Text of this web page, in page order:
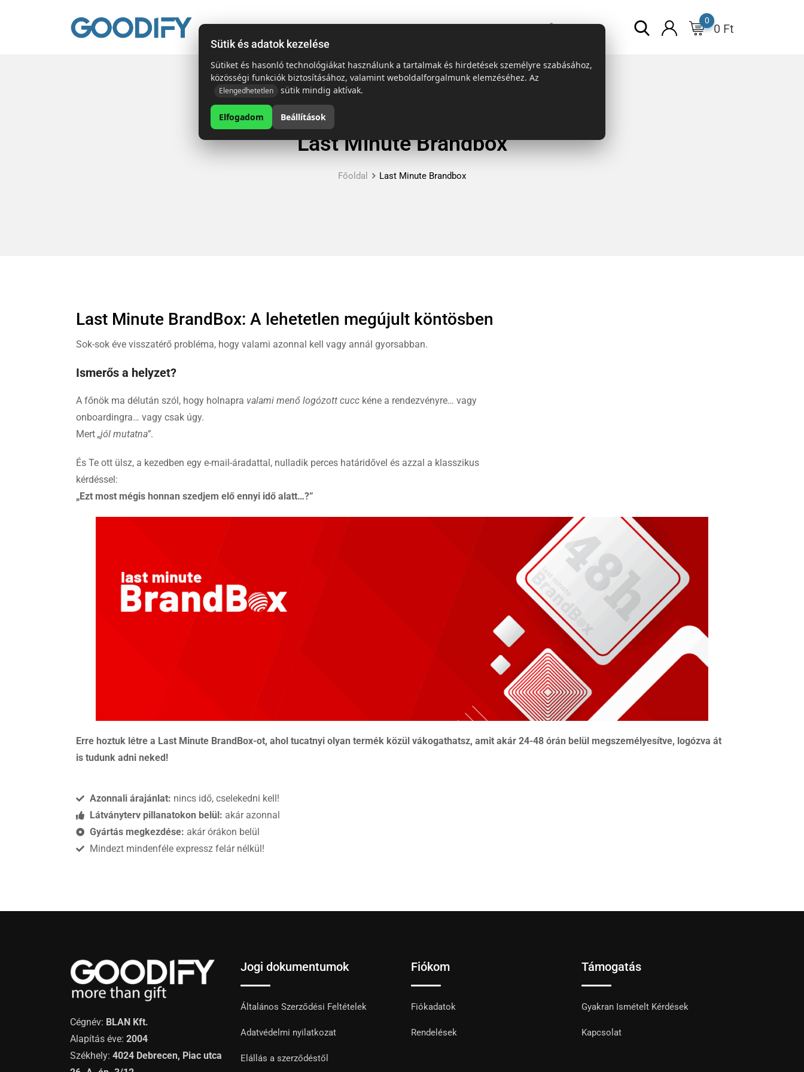
Kezdőlap Termékek Emblémázás és szállítás Tech = Kedvező ár ESG 0 Ft
0
Last Minute Brandbox
Főoldal Last Minute Brandbox
Last Minute BrandBox: A lehetetlen megújult köntösben
Sok-sok éve visszatérő probléma, hogy valami azonnal kell vagy annál gyorsabban.
Ismerős a helyzet?
A főnök ma délután szól, hogy holnapra valami menő logózott cucc kéne a rendezvényre… vagy
onboardingra… vagy csak úgy.
Mert „jól mutatna”.
És Te ott ülsz, a kezedben egy e-mail-áradattal, nulladik perces határidővel és azzal a klasszikus
kérdéssel:
„Ezt most mégis honnan szedjem elő ennyi idő alatt…?”
Erre hoztuk létre a Last Minute BrandBox-ot, ahol tucatnyi olyan termék közül vákogathatsz, amit akár 24-48 órán belül megszemélyesítve, logózva át
is tudunk adni neked!
Azonnali árajánlat: nincs idő, cselekedni kell!
Látványterv pillanatokon belül: akár azonnal
Gyártás megkezdése: akár órákon belül
Mindezt mindenféle expressz felár nélkül!
Cégnév: BLAN Kft.
Alapítás éve: 2004
Székhely: 4024 Debrecen, Piac utca
Jogi dokumentumok
Általános Szerződési Feltételek
Adatvédelmi nyilatkozat
Elállás a szerződéstől
Fiókom
Fiókadatok
Rendelések
Támogatás
Gyakran Ismételt Kérdések
Kapcsolat
Sütik és adatok kezelése
Sütiket és hasonló technológiákat használunk a tartalmak és hirdetések személyre szabásához,
közösségi funkciók biztosításához, valamint weboldalforgalmunk elemzéséhez. Az
Elengedhetetlen sütik mindig aktívak.
Elfogadom Beállítások